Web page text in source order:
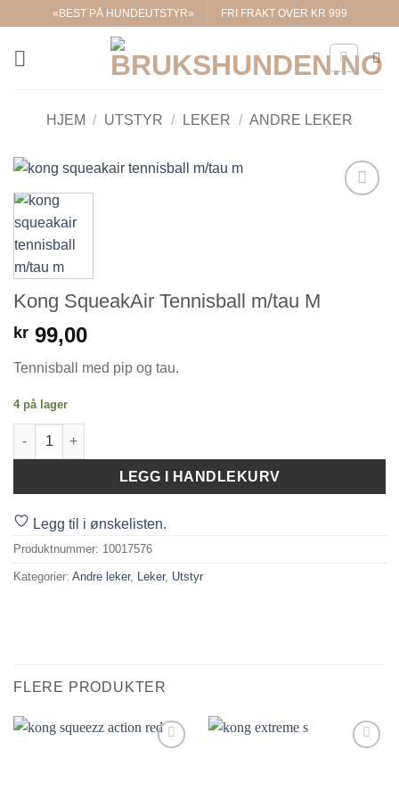
content
«BEST PÅ HUNDEUTSTYR» FRI FRAKT OVER KR 999
HJEM / UTSTYR / LEKER / ANDRE LEKER
Kong SqueakAir Tennisball m/tau M
kr 99,00
Tennisball med pip og tau.
4 på lager
Kong SqueakAir Tennisball m/tau M antall
LEGG I HANDLEKURV
Legg til i ønskelisten.
Produktnummer: 10017576
Kategorier: Andre leker, Leker, Utstyr
FLERE PRODUKTER